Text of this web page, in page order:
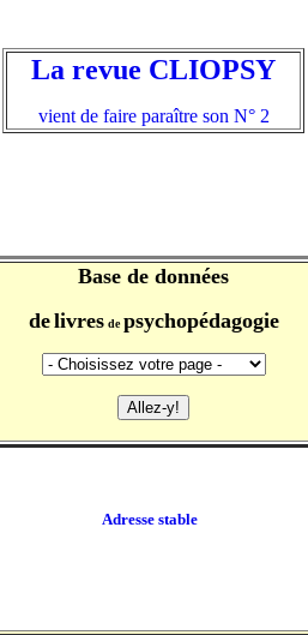
La revue CLIOPSY
vient de faire paraître son N° 2
Base de données
delivresdepsychopédagogie
Adresse stable